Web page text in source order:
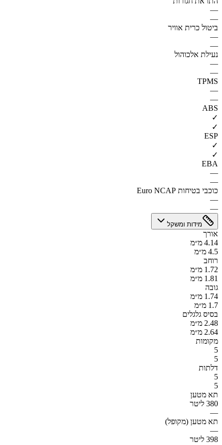
—
—
ביטול כרית אוויר
—
—
נעילת אלכוהול
—
—
TPMS
—
—
ABS
✓
✓
ESP
✓
✓
EBA
—
—
כוכבי בטיחות Euro NCAP
—
—
מידות ומשקל
אורך
4.14 מ״מ
4.5 מ״מ
רוחב
1.72 מ״מ
1.81 מ״מ
גובה
1.74 מ״מ
1.7 מ״מ
בסיס גלגלים
2.48 מ״מ
2.64 מ״מ
מקומות
5
5
דלתות
5
5
תא מטען
380 ליטר
—
תא מטען (מקופל)
—
398 ליטר